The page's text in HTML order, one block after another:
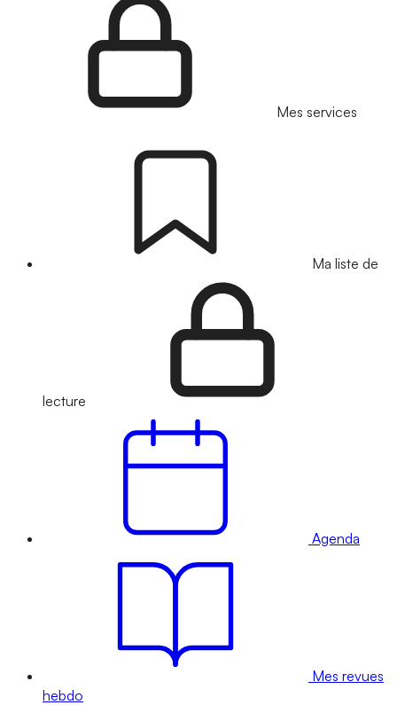
Mes services
Ma liste de
lecture
Agenda
Mes revues
hebdo